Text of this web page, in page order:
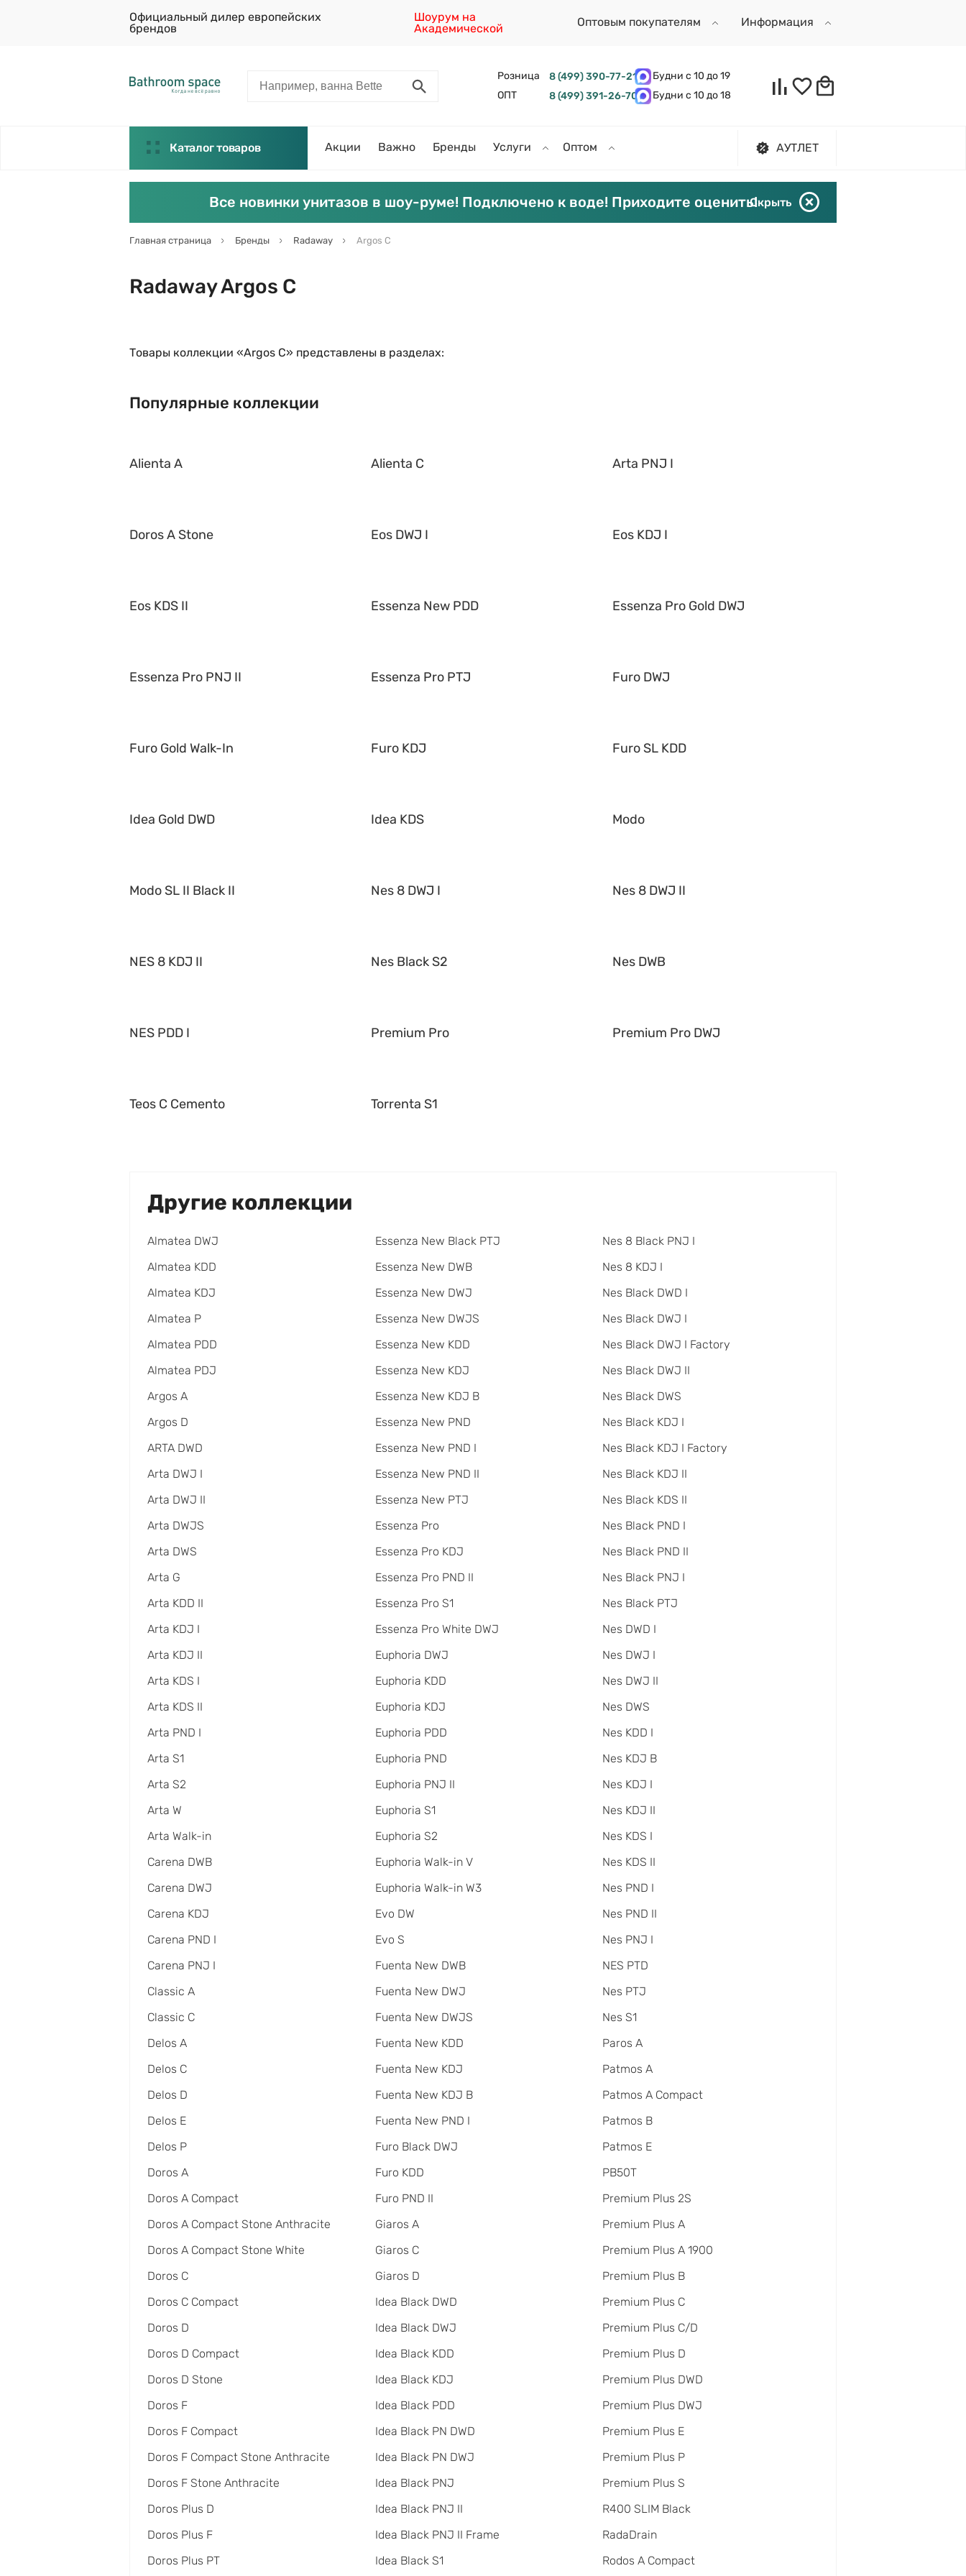
Официальный дилер европейских
брендов
Шоурум на
Академической
Оптовым покупателям Информация
Розница 8 (499) 390-77-21
Будни с 10 до 19
ОПТ
8 (499) 391-26-70 Будни с 10 до 18
Каталог товаров Акции Важно Бренды Услуги Оптом АУТЛЕТ
Все новинки унитазов в шоу-руме! Подключено к воде! Приходите оценить!Скрыть
Главная страница Бренды Radaway Argos C
Radaway Argos C
Товары коллекции «Argos C» представлены в разделах:
Популярные коллекции
Alienta A Alienta C Arta PNJ I
Doros A Stone Eos DWJ I Eos KDJ I
Eos KDS II Essenza New PDD Essenza Pro Gold DWJ
Essenza Pro PNJ II Essenza Pro PTJ Furo DWJ
Furo Gold Walk-In Furo KDJ Furo SL KDD
Idea Gold DWD Idea KDS Modo
Modo SL II Black II Nes 8 DWJ I Nes 8 DWJ II
NES 8 KDJ II Nes Black S2 Nes DWB
NES PDD I Premium Pro Premium Pro DWJ
Teos C Cemento Torrenta S1
Другие коллекции
Almatea DWJ
Almatea KDD
Almatea KDJ
Almatea P
Almatea PDD
Almatea PDJ
Argos A
Argos D
ARTA DWD
Arta DWJ I
Arta DWJ II
Arta DWJS
Arta DWS
Arta G
Arta KDD II
Arta KDJ I
Arta KDJ II
Arta KDS I
Arta KDS II
Arta PND I
Arta S1
Arta S2
Arta W
Arta Walk-in
Carena DWB
Carena DWJ
Carena KDJ
Carena PND I
Carena PNJ I
Classic A
Classic C
Delos A
Delos C
Delos D
Delos E
Delos P
Doros A
Doros A Compact
Doros A Compact Stone Anthracite
Doros A Compact Stone White
Doros C
Doros C Compact
Doros D
Doros D Compact
Doros D Stone
Doros F
Doros F Compact
Doros F Compact Stone Anthracite
Doros F Stone Anthracite
Doros Plus D
Doros Plus F
Doros Plus PT
Essenza New Black PTJ
Essenza New DWB
Essenza New DWJ
Essenza New DWJS
Essenza New KDD
Essenza New KDJ
Essenza New KDJ B
Essenza New PND
Essenza New PND I
Essenza New PND II
Essenza New PTJ
Essenza Pro
Essenza Pro KDJ
Essenza Pro PND II
Essenza Pro S1
Essenza Pro White DWJ
Euphoria DWJ
Euphoria KDD
Euphoria KDJ
Euphoria PDD
Euphoria PND
Euphoria PNJ II
Euphoria S1
Euphoria S2
Euphoria Walk-in V
Euphoria Walk-in W3
Evo DW
Evo S
Fuenta New DWB
Fuenta New DWJ
Fuenta New DWJS
Fuenta New KDD
Fuenta New KDJ
Fuenta New KDJ B
Fuenta New PND I
Furo Black DWJ
Furo KDD
Furo PND II
Giaros A
Giaros C
Giaros D
Idea Black DWD
Idea Black DWJ
Idea Black KDD
Idea Black KDJ
Idea Black PDD
Idea Black PN DWD
Idea Black PN DWJ
Idea Black PNJ
Idea Black PNJ II
Idea Black PNJ II Frame
Idea Black S1
Nes 8 Black PNJ I
Nes 8 KDJ I
Nes Black DWD I
Nes Black DWJ I
Nes Black DWJ I Factory
Nes Black DWJ II
Nes Black DWS
Nes Black KDJ I
Nes Black KDJ I Factory
Nes Black KDJ II
Nes Black KDS II
Nes Black PND I
Nes Black PND II
Nes Black PNJ I
Nes Black PTJ
Nes DWD I
Nes DWJ I
Nes DWJ II
Nes DWS
Nes KDD I
Nes KDJ B
Nes KDJ I
Nes KDJ II
Nes KDS I
Nes KDS II
Nes PND I
Nes PND II
Nes PNJ I
NES PTD
Nes PTJ
Nes S1
Paros A
Patmos A
Patmos A Compact
Patmos B
Patmos E
PB50T
Premium Plus 2S
Premium Plus A
Premium Plus A 1900
Premium Plus B
Premium Plus C
Premium Plus C/D
Premium Plus D
Premium Plus DWD
Premium Plus DWJ
Premium Plus E
Premium Plus P
Premium Plus S
R400 SLIM Black
RadаDrain
Rodos A Compact